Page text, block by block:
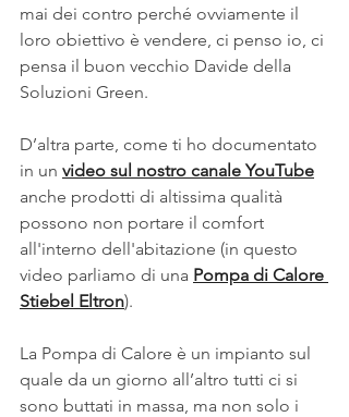
mai dei contro perché ovviamente il
loro obiettivo è vendere, ci penso io, ci
pensa il buon vecchio Davide della
Soluzioni Green.
D’altra parte, come ti ho documentato
in un video sul nostro canale YouTube
anche prodotti di altissima qualità
possono non portare il comfort
all'interno dell'abitazione (in questo
video parliamo di una Pompa di Calore
Stiebel Eltron).
La Pompa di Calore è un impianto sul
quale da un giorno all’altro tutti ci si
sono buttati in massa, ma non solo i